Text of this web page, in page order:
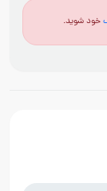
خود شوید.